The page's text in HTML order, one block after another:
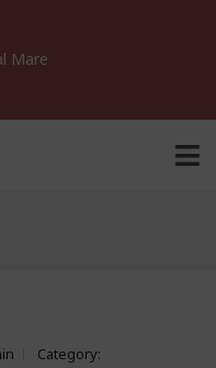
Mare
Category: